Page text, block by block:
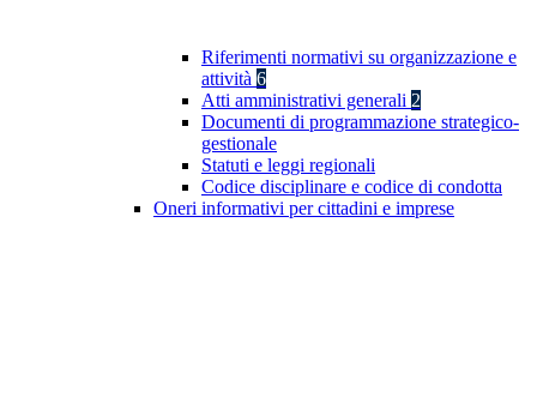
Riferimenti normativi su organizzazione e
attività 6
Atti amministrativi generali 2
Documenti di programmazione strategico-
gestionale
Statuti e leggi regionali
Codice disciplinare e codice di condotta
Oneri informativi per cittadini e imprese